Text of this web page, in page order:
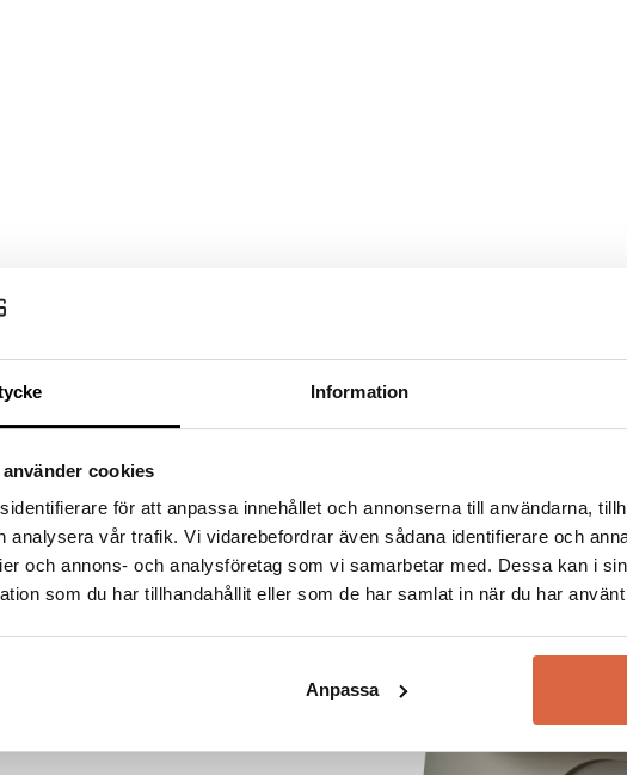
Information
cookies
för att anpassa innehållet och annonserna till användarna,
analysera vår trafik. Vi vidarebefordrar även sådana identifierare och
och annons- och analysföretag som vi samarbetar med. Dessa kan i
som du har tillhandahållit eller som de har samlat in när du har
Anpassa
rabatt direkt
som ny kund.